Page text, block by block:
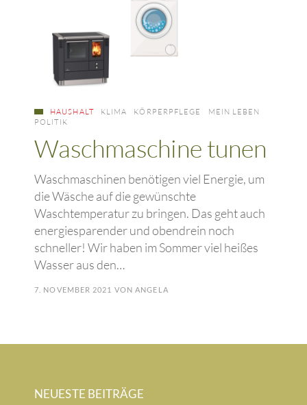
HAUSHALT KLIMA KÖRPERPFLEGE
MEIN LEBEN
POLITIK
Waschmaschine tunen
Waschmaschinen benötigen viel Energie, um
die Wäsche auf die gewünschte
Waschtemperatur zu bringen. Das geht auch
energiesparender und obendrein noch
schneller! Wir haben im Sommer viel heißes
Wasser aus den…
7. NOVEMBER 2021 VON ANGELA
NEUESTE BEITRÄGE